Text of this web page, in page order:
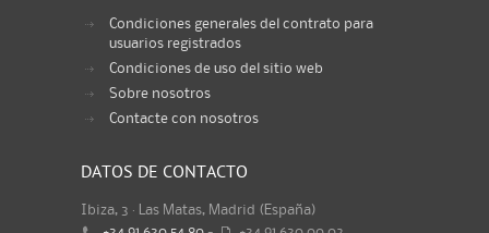
Condiciones generales del contrato para
usuarios registrados
Condiciones de uso del sitio web
Sobre nosotros
Contacte con nosotros
DATOS DE CONTACTO
Ibiza, 3 · Las Matas, Madrid (España)